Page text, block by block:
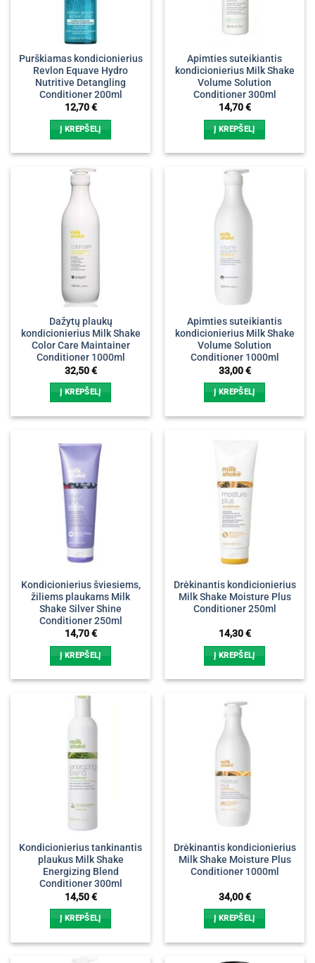
Purškiamas kondicionierius
Revlon Equave Hydro
Nutritive Detangling
Conditioner 200ml
12,70€
Į KREPŠELĮ
Apimties suteikiantis
kondicionierius Milk Shake
Volume Solution
Conditioner 300ml
14,70€
Į KREPŠELĮ
Dažytų plaukų
kondicionierius Milk Shake
Color Care Maintainer
Conditioner 1000ml
32,50€
Į KREPŠELĮ
Apimties suteikiantis
kondicionierius Milk Shake
Volume Solution
Conditioner 1000ml
33,00€
Į KREPŠELĮ
Kondicionierius šviesiems,
žiliems plaukams Milk
Shake Silver Shine
Conditioner 250ml
14,70€
Į KREPŠELĮ
Drėkinantis kondicionierius
Milk Shake Moisture Plus
Conditioner 250ml
14,30€
Į KREPŠELĮ
Kondicionierius tankinantis
plaukus Milk Shake
Energizing Blend
Conditioner 300ml
14,50€
Į KREPŠELĮ
Drėkinantis kondicionierius
Milk Shake Moisture Plus
Conditioner 1000ml
34,00€
Į KREPŠELĮ